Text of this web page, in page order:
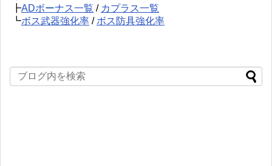
┣ADボーナス一覧 / カプラス一覧
┗ボス武器強化率 / ボス防具強化率